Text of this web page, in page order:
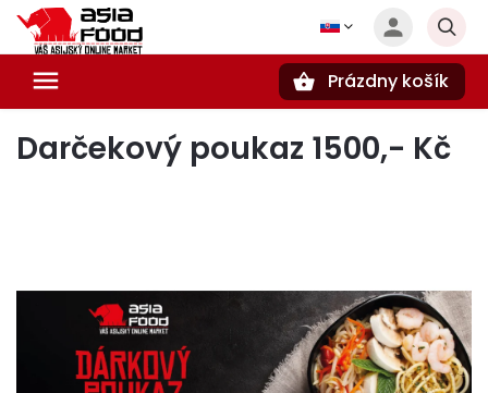
Prázdny košík
Darčekový poukaz 1500,- Kč